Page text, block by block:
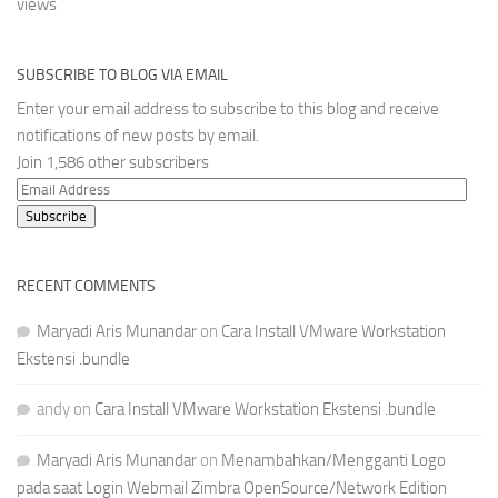
views
SUBSCRIBE TO BLOG VIA EMAIL
Enter your email address to subscribe to this blog and receive
notifications of new posts by email.
Join 1,586 other subscribers
Email
Address
Subscribe
RECENT COMMENTS
Maryadi Aris Munandar on Cara Install VMware Workstation
Ekstensi .bundle
andy on Cara Install VMware Workstation Ekstensi .bundle
Maryadi Aris Munandar on Menambahkan/Mengganti Logo
pada saat Login Webmail Zimbra OpenSource/Network Edition